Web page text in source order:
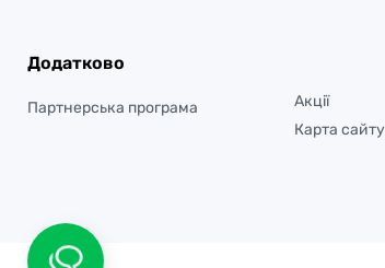
Додатково
Партнерська програма
Акції
Карта сайту